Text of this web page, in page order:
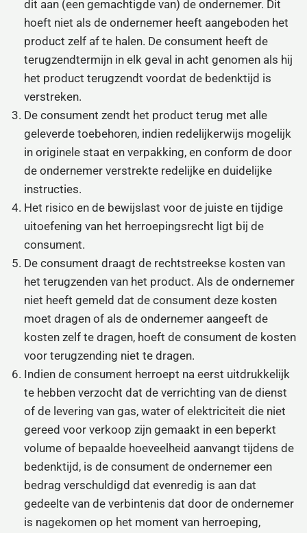
dit aan (een gemachtigde van) de ondernemer. Dit
hoeft niet als de ondernemer heeft aangeboden het
product zelf af te halen. De consument heeft de
terugzendtermijn in elk geval in acht genomen als hij
het product terugzendt voordat de bedenktijd is
verstreken.
De consument zendt het product terug met alle
geleverde toebehoren, indien redelijkerwijs mogelijk
in originele staat en verpakking, en conform de door
de ondernemer verstrekte redelijke en duidelijke
instructies.
Het risico en de bewijslast voor de juiste en tijdige
uitoefening van het herroepingsrecht ligt bij de
consument.
De consument draagt de rechtstreekse kosten van
het terugzenden van het product. Als de ondernemer
niet heeft gemeld dat de consument deze kosten
moet dragen of als de ondernemer aangeeft de
kosten zelf te dragen, hoeft de consument de kosten
voor terugzending niet te dragen.
Indien de consument herroept na eerst uitdrukkelijk
te hebben verzocht dat de verrichting van de dienst
of de levering van gas, water of elektriciteit die niet
gereed voor verkoop zijn gemaakt in een beperkt
volume of bepaalde hoeveelheid aanvangt tijdens de
bedenktijd, is de consument de ondernemer een
bedrag verschuldigd dat evenredig is aan dat
gedeelte van de verbintenis dat door de ondernemer
is nagekomen op het moment van herroeping,